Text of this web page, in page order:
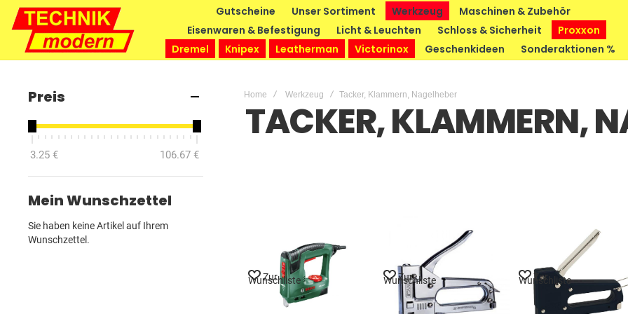
Gutscheine Unser Sortiment Werkzeug
Maschinen & Zubehör
Eisenwaren & Befestigung
Licht & Leuchten Schloss & Sicherheit
Proxxon
Dremel
Knipex Leatherman Victorinox Geschenkideen Sonderaktionen %
Home Werkzeug Tacker, Klammern, Nagelheber
TACKER, KLAMMERN,
Zur
Wunschliste Zur
Wunschliste Zur
Wunschliste
Preis
3.25 € 106.67 €
Mein Wunschzettel
Sie haben keine Artikel auf Ihrem
Wunschzettel.